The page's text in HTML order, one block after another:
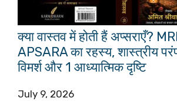
क्या वास्तव में होती हैं अप्सराएँ?
APSARA का रहस्य, शास्त्रीय
विमर्श और 1 आध्यात्मिक दृष्टि
July 9, 2026